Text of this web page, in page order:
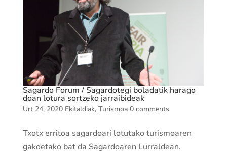
Sagardo Forum / Sagardotegi boladatik harago
doan lotura sortzeko jarraibideak
Urt 24, 2020 Ekitaldiak, Turismoa 0 comments
Txotx erritoa sagardoari lotutako turismoaren
gakoetako bat da Sagardoaren Lurraldean.